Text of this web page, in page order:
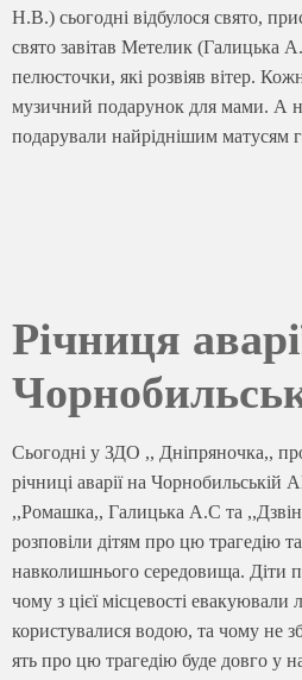
Н.В.) сьогодні відбулося свято,
свято завітав Метелик (Галицька
пелюсточки, які розвіяв вітер.
музичний подарунок для мами. А
подарували найріднішим
Річниця
Сьогодні у ЗДО ,, Дніпряночка,,
річниці аварії на Чорнобильській
,,Ромашка,, Галицька А.С та
розповіли дітям про цю трагедію
навколишнього середовища. Діти
чому з цієї місцевості
користувалися водою, та чому не
ять про цю трагедію буде